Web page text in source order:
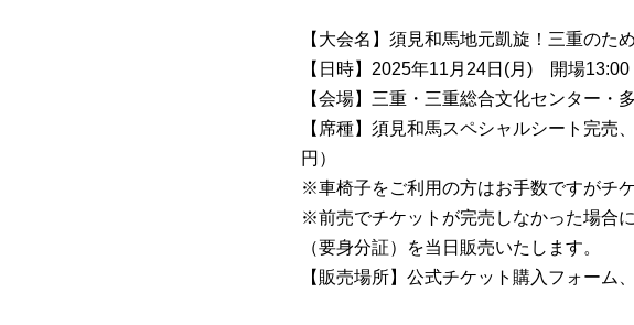
【大会名】須見和馬地元凱旋！三重のた
【日時】2025年11月24日(月) 開場
【会場】三重・三重総合文化センター・
【席種】須見和馬スペシャルシート完
円）
※車椅子をご利用の方はお手数ですがチ
※前売でチケットが完売しなかった場合
（要身分証）を当日販売いたします。
【販売場所】公式チケット購入フォーム